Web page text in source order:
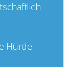
Hürde